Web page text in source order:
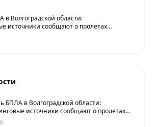
в Волгоградской области:
источники сообщают о пролетах
БПЛА в Волгоградской области:
источники сообщают о пролетах